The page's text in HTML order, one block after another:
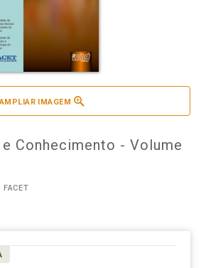
IMAGEM
Conhecimento - Volume
FACET